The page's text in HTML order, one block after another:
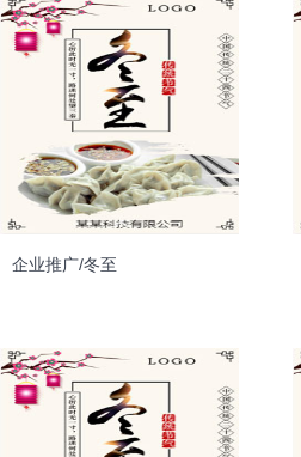
企业推广/冬至